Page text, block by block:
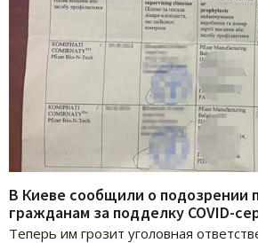
В Киеве сообщили о подозрении
гражданам за подделку COVID-
Теперь им грозит уголовная